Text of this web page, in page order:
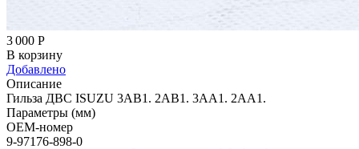
3 000 Р
В корзину
Добавлено
Описание
Гильза ДВС ISUZU 3AB1. 2AB1. 3AA1. 2AA1.
Параметры (мм)
OEM-номер
9-97176-898-0